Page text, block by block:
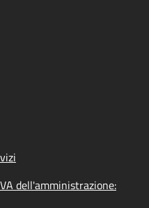
dell'amministrazione: